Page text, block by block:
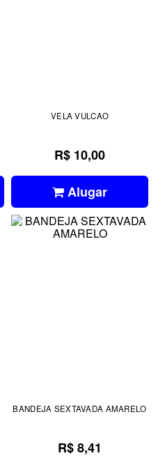
VELA VULCAO
R$ 10,00
Alugar
BANDEJA SEXTAVADA AMARELO
R$ 8,41